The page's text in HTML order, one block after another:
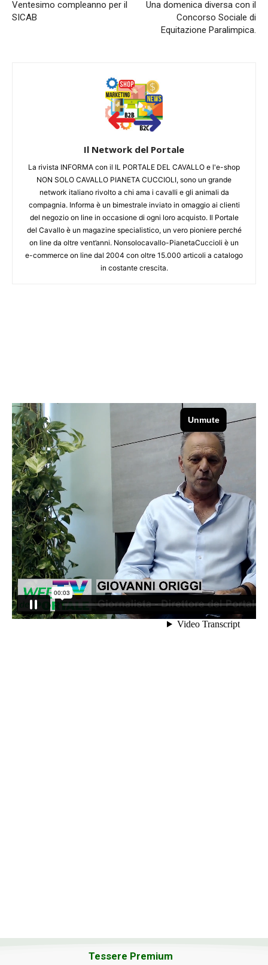
Ventesimo compleanno per il
SICAB
Una domenica diversa con il
Concorso Sociale di
Equitazione Paralimpica.
Il Network del Portale
La rivista INFORMA con il IL PORTALE DEL CAVALLO e l'e-shop
NON SOLO CAVALLO PIANETA CUCCIOLI, sono un grande
network italiano rivolto a chi ama i cavalli e gli animali da
compagnia. Informa è un bimestrale inviato in omaggio ai clienti
del negozio on line in occasione di ogni loro acquisto. Il Portale
del Cavallo è un magazine specialistico, un vero pioniere perché
on line da oltre vent’anni. Nonsolocavallo-PianetaCuccioli è un
e-commerce on line dal 2004 con oltre 15.000 articoli a catalogo
in costante crescita.
Tessere Premium